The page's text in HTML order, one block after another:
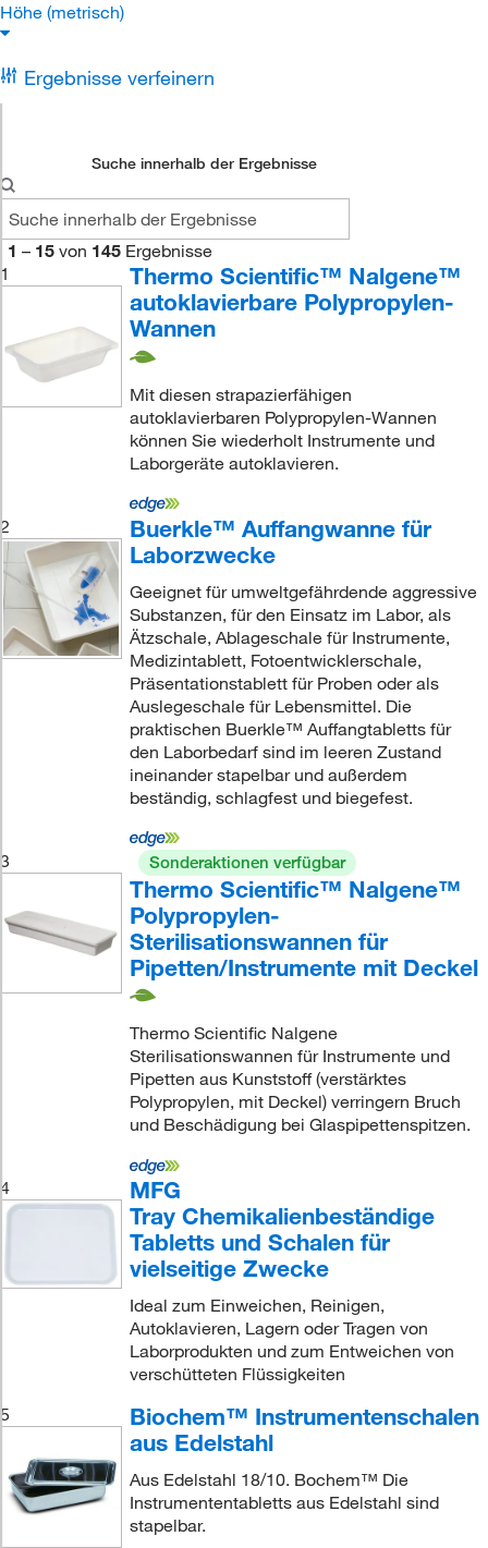
Höhe (metrisch)
Ergebnisse verfeinern
Suche innerhalb der Ergebnisse
1 – 15 von 145 Ergebnisse
1
Thermo Scientific™ Nalgene™
autoklavierbare Polypropylen-
Wannen
Mit diesen strapazierfähigen
autoklavierbaren Polypropylen-Wannen
können Sie wiederholt Instrumente und
Laborgeräte autoklavieren.
2
Buerkle™ Auffangwanne für
Laborzwecke
Geeignet für umweltgefährdende aggressive
Substanzen, für den Einsatz im Labor, als
Ätzschale, Ablageschale für Instrumente,
Medizintablett, Fotoentwicklerschale,
Präsentationstablett für Proben oder als
Auslegeschale für Lebensmittel. Die
praktischen Buerkle™ Auffangtabletts für
den Laborbedarf sind im leeren Zustand
ineinander stapelbar und außerdem
beständig, schlagfest und biegefest.
3 Sonderaktionen verfügbar
Thermo Scientific™ Nalgene™
Polypropylen-
Sterilisationswannen für
Pipetten/Instrumente mit Deckel
Thermo Scientific Nalgene
Sterilisationswannen für Instrumente und
Pipetten aus Kunststoff (verstärktes
Polypropylen, mit Deckel) verringern Bruch
und Beschädigung bei Glaspipettenspitzen.
4
MFG
Tray Chemikalienbeständige
Tabletts und Schalen für
vielseitige Zwecke
Ideal zum Einweichen, Reinigen,
Autoklavieren, Lagern oder Tragen von
Laborprodukten und zum Entweichen von
verschütteten Flüssigkeiten
5
Biochem™ Instrumentenschalen
aus Edelstahl
Aus Edelstahl 18/10. Bochem™ Die
Instrumententabletts aus Edelstahl sind
stapelbar.